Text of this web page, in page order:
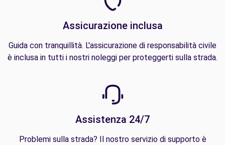
Assicurazione inclusa
Guida con tranquillità. L'assicurazione di responsabilità civile
è inclusa in tutti i nostri noleggi per proteggerti sulla strada.
Assistenza 24/7
Problemi sulla strada? Il nostro servizio di supporto è